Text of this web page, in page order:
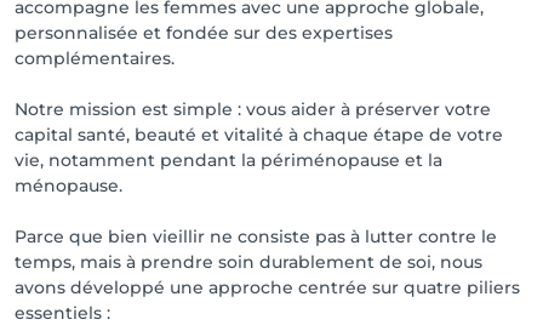
accompagne les femmes avec une approche globale,
personnalisée et fondée sur des expertises
complémentaires.
Notre mission est simple : vous aider à préserver votre
capital santé, beauté et vitalité à chaque étape de votre
vie, notamment pendant la périménopause et la
ménopause.
Parce que bien vieillir ne consiste pas à lutter contre le
temps, mais à prendre soin durablement de soi, nous
avons développé une approche centrée sur quatre piliers
essentiels :